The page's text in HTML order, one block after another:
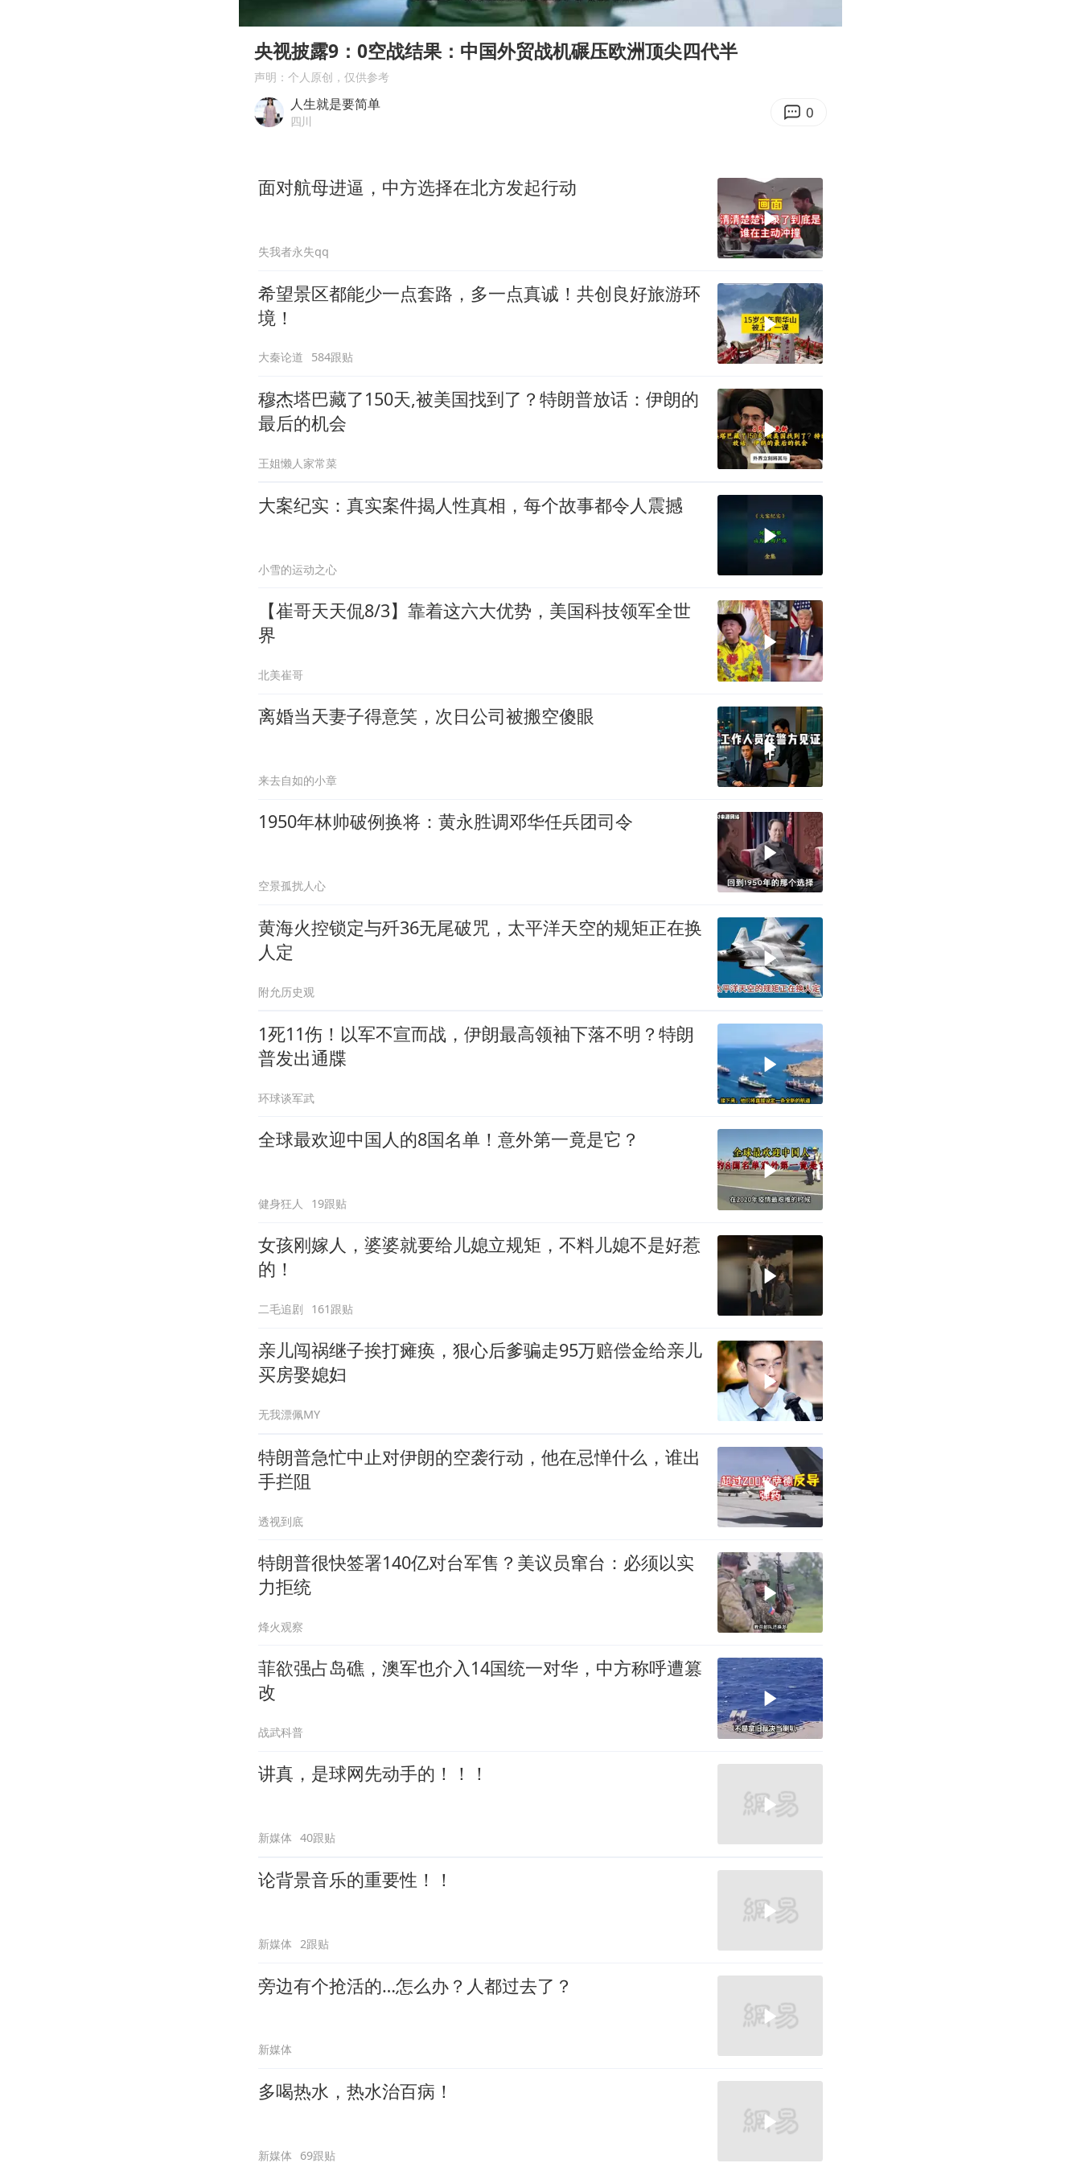
郑丽文：台湾从来没有“独立”过
几元成本的AI广告导致千万市值蒸发
梁家辉百花奖演讲落泪
00:00
央视披露9：0空战结果：中国外贸战机碾压欧洲顶尖四代半
声明：个人原创，仅供参考
人生就是要简单
四川 0
面对航母进逼，中方选择在北方发起行动
失我者永失qq
希望景区都能少一点套路，多一点真诚！共创良好旅游环
境！
大秦论道 584跟贴
穆杰塔巴藏了150天,被美国找到了？特朗普放话：伊朗的
最后的机会
王姐懒人家常菜
大案纪实：真实案件揭人性真相，每个故事都令人震撼
小雪的运动之心
【崔哥天天侃8/3】靠着这六大优势，美国科技领军全世
界
北美崔哥
离婚当天妻子得意笑，次日公司被搬空傻眼
来去自如的小章
1950年林帅破例换将：黄永胜调邓华任兵团司令
空景孤扰人心
黄海火控锁定与歼36无尾破咒，太平洋天空的规矩正在换
人定
附允历史观
1死11伤！以军不宣而战，伊朗最高领袖下落不明？特朗
普发出通牒
环球谈军武
全球最欢迎中国人的8国名单！意外第一竟是它？
健身狂人 19跟贴
女孩刚嫁人，婆婆就要给儿媳立规矩，不料儿媳不是好惹
的！
二毛追剧 161跟贴
亲儿闯祸继子挨打瘫痪，狠心后爹骗走95万赔偿金给亲儿
买房娶媳妇
无我漂佩MY
特朗普急忙中止对伊朗的空袭行动，他在忌惮什么，谁出
手拦阻
透视到底
特朗普很快签署140亿对台军售？美议员窜台：必须以实
力拒统
烽火观察
菲欲强占岛礁，澳军也介入14国统一对华，中方称呼遭篡
改
战武科普
讲真，是球网先动手的！！！
新媒体 40跟贴
论背景音乐的重要性！！
新媒体 2跟贴
旁边有个抢活的…怎么办？人都过去了？
新媒体
多喝热水，热水治百病！
新媒体 69跟贴